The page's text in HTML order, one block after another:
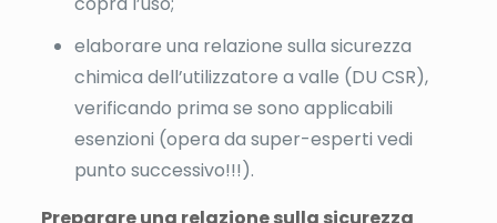
elaborare una relazione sulla sicurezza
chimica dell’utilizzatore a valle (DU CSR),
verificando prima se sono applicabili
esenzioni (opera da super-esperti vedi
punto successivo!!!).
Preparare una relazione sulla sicurezza